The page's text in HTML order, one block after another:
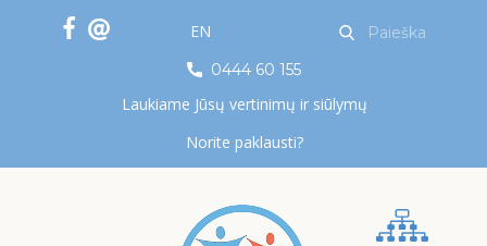
0444 60 155
Laukiame Jūsų vertinimų ir siūlymų
Norite paklausti?
EN